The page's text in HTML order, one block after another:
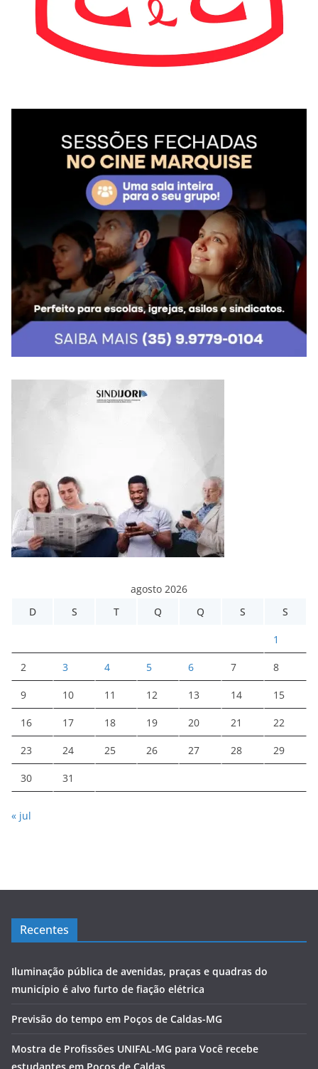
agosto 2026
D
S T Q Q S S
1
2 3 4 5 6 7 8
9 10 11 12 13 14 15
16 17 18 19 20 21 22
23 24 25 26 27 28 29
30 31
« jul
Recentes
Iluminação pública de avenidas, praças e quadras do
município é alvo furto de fiação elétrica
Previsão do tempo em Poços de Caldas-MG
Mostra de Profissões UNIFAL-MG para Você recebe